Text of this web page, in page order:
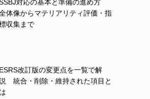
対応の基本と準備の進め方
体像からマテリアリティ評価・指
収集まで
ESRS改訂版の変更点を一覧で解
統合・削除・維持された項目と
は